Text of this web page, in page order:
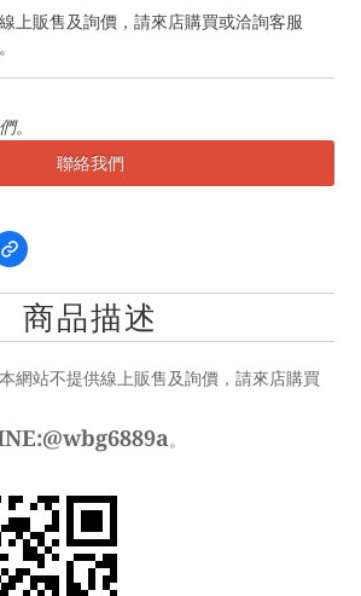
上販售及詢價，請來店購買或洽詢客服
。
聯絡我們
商品描述
網站不提供線上販售及詢價，請來店購買
。